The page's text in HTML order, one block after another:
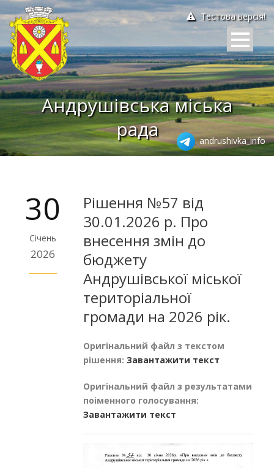
Тестова версія!
Андрушівська міська
рада
andrushivka_info
30
Січень
2026
Рішення №57 від
30.01.2026 р. Про
внесення змін до
бюджету
Андрушівської міської
територіальної
громади на 2026 рік.
Оригінальний файл з текстом
рішення: Завантажити текст
Оригінальний файл з результатами
поіменного голосування:
Завантажити текст